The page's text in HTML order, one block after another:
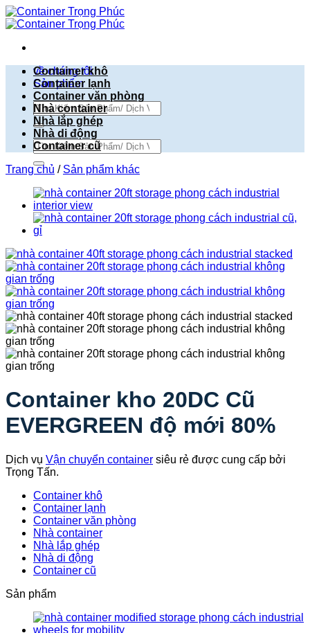
Bỏ
qua
dung
về chúng tôi
Sản phẩm
Tìm
kiếm:
Tìm
kiếm:
Container khô
Container lạnh
Container văn phòng
Nhà container
Nhà lắp ghép
Nhà di động
Container cũ
Trang chủ / Sản phẩm khác
Container kho 20DC Cũ
EVERGREEN độ mới 80%
Dịch vụ Vận chuyển container siêu rẻ được cung cấp bởi
Trọng Tấn.
Container khô
Container lạnh
Container văn phòng
Nhà container
Nhà lắp ghép
Nhà di động
Container cũ
Sản phẩm